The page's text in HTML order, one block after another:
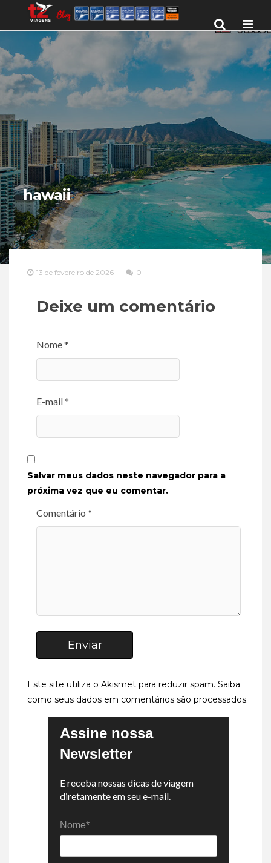
hawaii
13 de fevereiro de 2026 0
Deixe um comentário
Nome *
E-mail *
Salvar meus dados neste navegador para a
próxima vez que eu comentar.
Comentário *
Enviar
Este site utiliza o Akismet para reduzir spam. Saiba
como seus dados em comentários são processados.
Assine nossa
Newsletter
E receba nossas dicas de viagem
diretamente em seu e-mail.
Nome*